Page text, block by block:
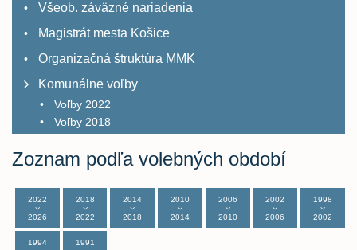
Všeob. záväzné nariadenia
Magistrát mesta Košice
Organizačná štruktúra MMK
Komunálne voľby
Voľby 2022
Voľby 2018
Zoznam podľa volebných období
2022
2026
2018
2022
2014
2018
2010
2014
2006
2010
2002
2006
1998
2002
1994
1991